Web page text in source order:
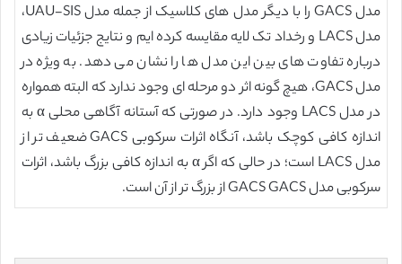
مدل GACS را با دیگر مدل های کلاسیک از جمله مدل UAU-SIS،
مدل LACS و رخداد تک لایه مقایسه کرده ایم و نتایج جزئیات زیادی
درباره تفاوت های بین این مدل ها را نشان می دهد. به ویژه در
مدل GACS، هیچ گونه اثر دو مرحله ای وجود ندارد که البته همواره
در مدل LACS وجود دارد. در صورتی که آستانه آگاهی محلی α به
اندازه کافی کوچک باشد، آنگاه اثرات سرکوبی GACS ضعیف تر از
مدل LACS است؛ در حالی که اگر α به اندازه کافی بزرگ باشد، اثرات
سرکوبی مدل GACS GACS از بزرگ تر از آن است.